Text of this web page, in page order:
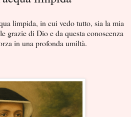
limpida, in cui vedo tutto, sia la mia
grazie di Dio e da questa conoscenza
in una profonda umiltà.